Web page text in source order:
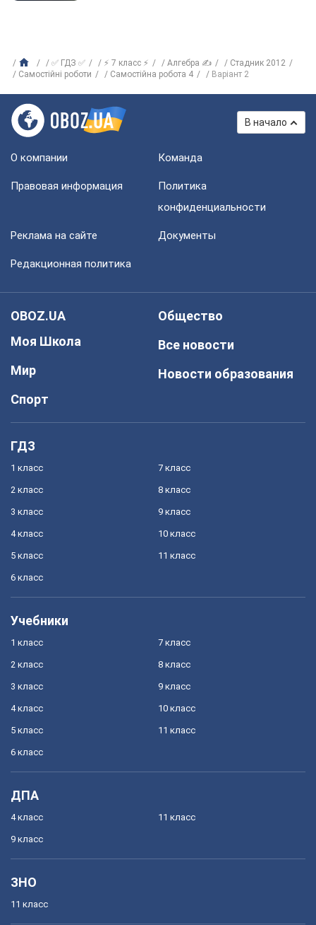
✅ ГДЗ ✅ ⚡ 7 класс ⚡ Алгебра ✍
Стадник 2012
Самостійні роботи
Самостійна робота 4 Варіант 2
В начало
О компании Команда
Правовая информация
Политика
конфиденциальности
Реклама на сайте Документы
Редакционная политика
OBOZ.UA
Моя Школа
Мир
Спорт
Общество
Все новости
Новости образования
ГДЗ
1 класс
2 класс
3 класс
4 класс
5 класс
6 класс
7 класс
8 класс
9 класс
10 класс
11 класс
Учебники
1 класс
2 класс
3 класс
4 класс
5 класс
6 класс
7 класс
8 класс
9 класс
10 класс
11 класс
ДПА
4 класс
9 класс
11 класс
ЗНО
11 класс